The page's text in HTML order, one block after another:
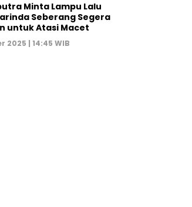
Minta Lampu Lalu
Seberang Segera
untuk Atasi Macet
2025 | 14:45 WIB